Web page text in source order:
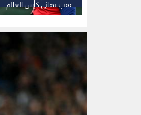
عقب نهائي كأس العالم